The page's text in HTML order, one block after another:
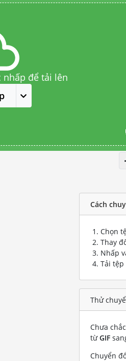
nhấp để tải lên
Cách
Chọn
Thay
Nhấp
Tải tệp
Thử
Chưa
từGIF
Chuyển